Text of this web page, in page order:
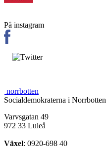
På instagram
norrbotten
Socialdemokraterna i Norrbotten
Varvsgatan 49
972 33 Luleå
Växel: 0920-698 40